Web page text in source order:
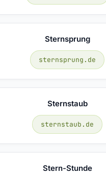
Sternsprung
sternsprung.de
Sternstaub
sternstaub.de
Stern-Stunde